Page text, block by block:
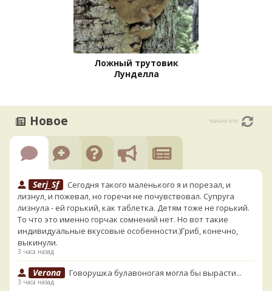
Ложный трутовик
Лунделла
Новое только что
Serj_Sf
Сегодня такого маленького я и порезал, и
лизнул, и пожевал, но горечи не почувствовал. Супруга
лизнула - ей горький, как таблетка. Детям тоже не горький.
То что это именно горчак сомнений нет. Но вот такие
индивидуальные вкусовые особенности.)Гриб, конечно,
выкинули.
3 часа назад
Verona Говорушка булавоногая могла бы вырасти...
3 часа назад